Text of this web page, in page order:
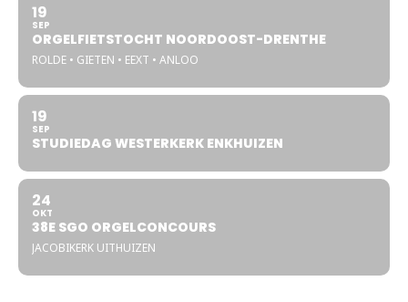
19
SEP
ORGELFIETSTOCHT NOORDOOST-DRENTHE
ROLDE • GIETEN • EEXT • ANLOO
19
SEP
STUDIEDAG WESTERKERK ENKHUIZEN
24
OKT
38E SGO ORGELCONCOURS
JACOBIKERK UITHUIZEN